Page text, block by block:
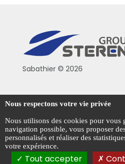
Sabathier © 2026
Politique de confidentialité
Conditions générales de
Mentions légales
Gestion des cookies
Nous respectons votre vie privée
Nous utilisons des cookies pour vous
navigation possible, vous proposer
personnalisés et réaliser des
votre expérience.
Tout accepter